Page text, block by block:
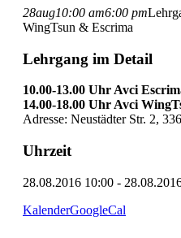
28aug10:00 am6:00 pm
WingTsun & Escrima
Lehrgang im Detail
10.00-13.00 Uhr Avci
14.00-18.00 Uhr Avci
Adresse: Neustädter Str. 2,
Uhrzeit
28.08.2016 10:00 -
KalenderGoogleCal